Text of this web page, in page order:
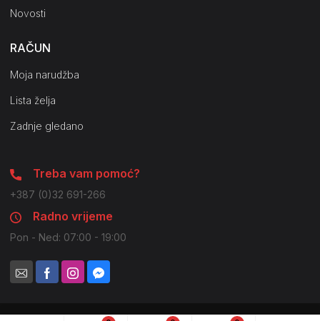
Novosti
RAČUN
Moja narudžba
Lista želja
Zadnje gledano
Treba vam pomoć?
+387 (0)32 691-266
Radno vrijeme
Pon - Ned: 07:00 - 19:00